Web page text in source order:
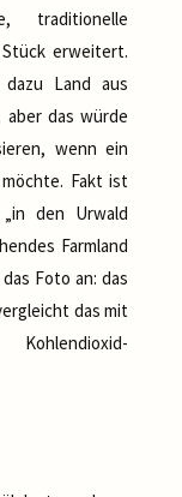
traditionelle
erweitert.
Land aus
das würde
wenn ein
Fakt ist
den Urwald
Farmland
Foto an: das
das mit